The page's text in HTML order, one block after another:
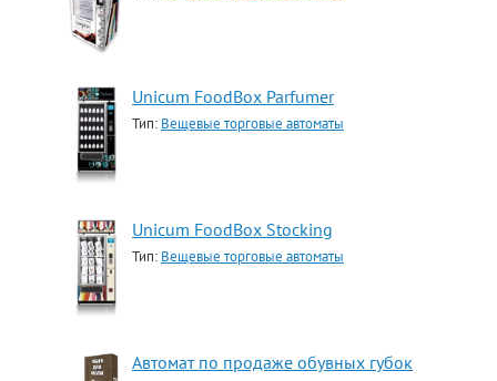
Unicum FoodBox Parfumer
Тип: Вещевые торговые автоматы
Unicum FoodBox Stocking
Тип: Вещевые торговые автоматы
Автомат по продаже обувных губок